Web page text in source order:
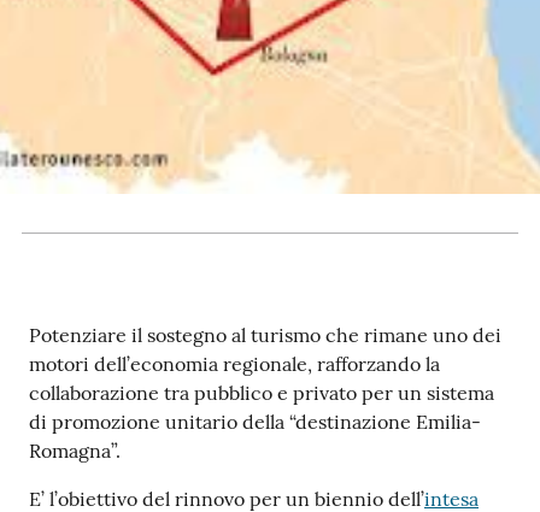
Seguici
su
Potenziare il sostegno al turismo che rimane uno dei
motori dell’economia regionale, rafforzando la
collaborazione tra pubblico e privato per un sistema
di promozione unitario della “destinazione Emilia-
Romagna”.
E’ l’obiettivo del rinnovo per un biennio dell’intesa